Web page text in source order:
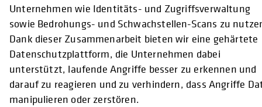
Unternehmen wie Identitäts- und Zugriffsverwaltung
sowie Bedrohungs- und Schwachstellen-Scans zu
Dank dieser Zusammenarbeit bieten wir eine gehärtete
Datenschutzplattform, die Unternehmen dabei
unterstützt, laufende Angriffe besser zu erkennen und
darauf zu reagieren und zu verhindern, dass Angriffe
manipulieren oder zerstören.